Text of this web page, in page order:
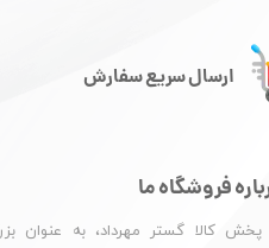
ارسال سریع سفارش
فروشگاه ما
کالا گستر مهرداد، به عنوان